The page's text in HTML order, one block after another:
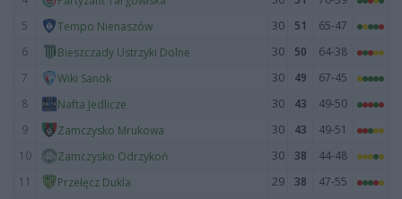
5
Tempo Nienaszów 30 51
65-47
6
Bieszczady Ustrzyki Dolne 30 50
64-38
7
Wiki Sanok 30 49
67-45
8
Nafta Jedlicze 30 43
49-50
9
Zamczysko Mrukowa 30 43
49-51
10
Zamczysko Odrzykoń 30 38
44-48
11
Przełęcz Dukla 29 38
47-55